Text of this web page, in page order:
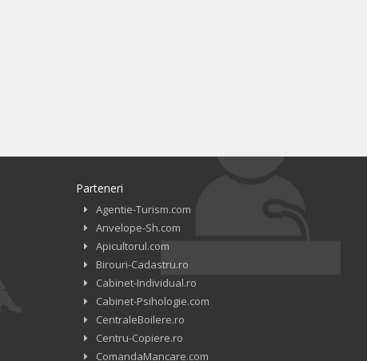
Parteneri
Agentie-Turism.com
Anvelope-Sh.com
Apicultorul.com
Birouri-Cadastru.ro
Cabinet-Individual.ro
Cabinet-Psihologie.com
CentraleBoilere.ro
Centru-Copiere.ro
ComandaMancare.com